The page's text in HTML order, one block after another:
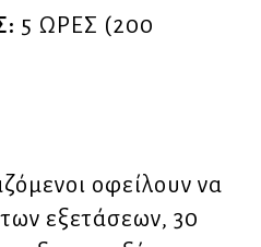
5 ΩΡΕΣ (200
οφείλουν να
εξετάσεων, 30